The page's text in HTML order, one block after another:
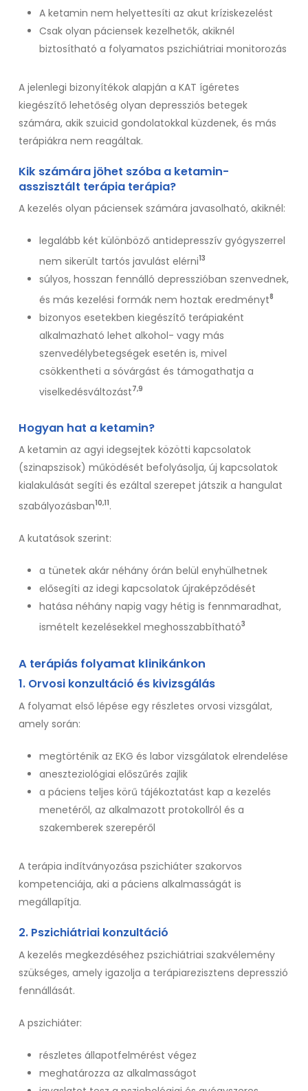
A ketamin nem helyettesíti az akut kríziskezelést
Csak olyan páciensek kezelhetők, akiknél
biztosítható a folyamatos pszichiátriai monitorozás
A jelenlegi bizonyítékok alapján a KAT ígéretes
kiegészítő lehetőség olyan depressziós betegek
számára, akik szuicid gondolatokkal küzdenek, és más
terápiákra nem reagáltak.
Kik számára jöhet szóba a ketamin-
asszisztált terápia terápia?
A kezelés olyan páciensek számára javasolható, akiknél:
legalább két különböző antidepresszív gyógyszerrel
nem sikerült tartós javulást elérni13
súlyos, hosszan fennálló depresszióban szenvednek,
és más kezelési formák nem hoztak eredményt8
bizonyos esetekben kiegészítő terápiaként
alkalmazható lehet alkohol- vagy más
szenvedélybetegségek esetén is, mivel
csökkentheti a sóvárgást és támogathatja a
viselkedésváltozást7,9
Hogyan hat a ketamin?
A ketamin az agyi idegsejtek közötti kapcsolatok
(szinapszisok) működését befolyásolja, új kapcsolatok
kialakulását segíti és ezáltal szerepet játszik a hangulat
szabályozásban10,11 .
A kutatások szerint:
a tünetek akár néhány órán belül enyhülhetnek
elősegíti az idegi kapcsolatok újraképződését
hatása néhány napig vagy hétig is fennmaradhat,
ismételt kezelésekkel meghosszabbítható3
A terápiás folyamat klinikánkon
1. Orvosi konzultáció és kivizsgálás
A folyamat első lépése egy részletes orvosi vizsgálat,
amely során:
megtörténik az EKG és labor vizsgálatok elrendelése
aneszteziológiai előszűrés zajlik
a páciens teljes körű tájékoztatást kap a kezelés
menetéről, az alkalmazott protokollról és a
szakemberek szerepéről
A terápia indítványozása pszichiáter szakorvos
kompetenciája, aki a páciens alkalmasságát is
megállapítja.
2. Pszichiátriai konzultáció
A kezelés megkezdéséhez pszichiátriai szakvélemény
szükséges, amely igazolja a terápiarezisztens depresszió
fennállását.
A pszichiáter:
részletes állapotfelmérést végez
meghatározza az alkalmasságot